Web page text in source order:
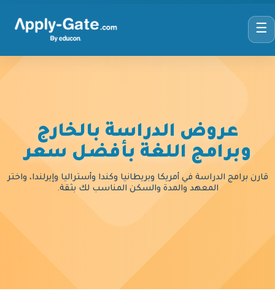
☰
عروض الدراسة بالخارج
وبرامج اللغة بأفضل سعر
قارن برامج الدراسة في أمريكا وبريطانيا وكندا وأستراليا وإيرلندا، واختر
المعهد والمدة والسكن المناسب لك بثقة.